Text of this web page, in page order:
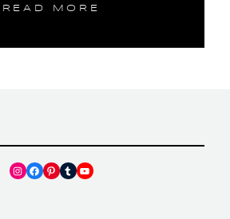
READ MORE
Instagram
Facebook
Pinterest
TumblrYouTube